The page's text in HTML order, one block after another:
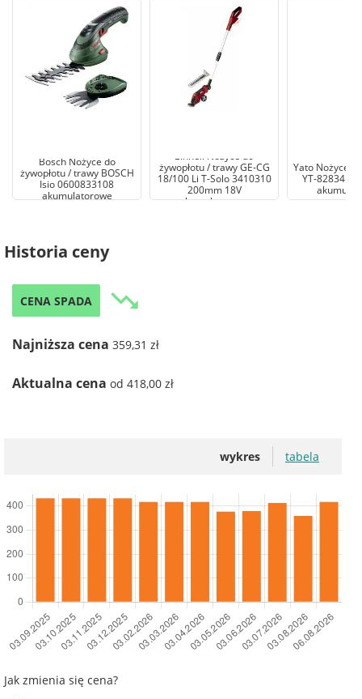
Bosch Nożyce do
żywopłotu / trawy BOSCH
Isio 0600833108
akumulatorowe
Einhell Nożyce do
żywopłotu / trawy GE-CG
18/100 Li T-Solo 3410310
200mm 18V
akumulatorowe
Yato Nożyce
YT-82834
Historia ceny
CENA SPADA trending_down
Najniższa cena 359,31 zł
Aktualna cena od 418,00 zł
wykres tabela
Jak zmienia się cena?